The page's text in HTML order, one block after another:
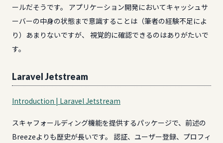
ールだそうです。 アプリケーション開発においてキャッシュサ
ーバーの中身の状態まで意識することは（筆者の経験不足によ
り）あまりないですが、 視覚的に確認できるのはありがたいで
す。
Laravel Jetstream
Introduction | Laravel Jetstream
スキャフォールディング機能を提供するパッケージで、前述の
Breezeよりも歴史が長いです。 認証、ユーザー登録、プロフィ